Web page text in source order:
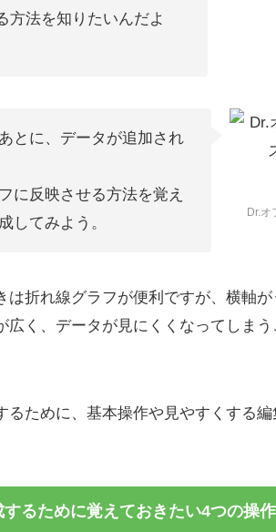
方法を知りたいんだよ
とに、データが追加され
に反映させる方法を覚え
してみよう。
Dr.オ
折れ線グラフが便利ですが、横軸が
く、データが見にくくなってしま
ために、基本操作や見やすくする
るために覚えておきたい4つの操作